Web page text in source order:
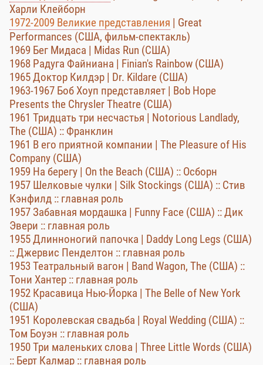
Харли Клейборн
1972-2009 Великие представления | Great
Performances (США, фильм-спектакль)
1969 Бег Мидаса | Midas Run (США)
1968 Радуга Файниана | Finian's Rainbow (США)
1965 Доктор Килдэр | Dr. Kildare (США)
1963-1967 Боб Хоуп представляет | Bob Hope
Presents the Chrysler Theatre (США)
1961 Тридцать три несчастья | Notorious Landlady,
The (США) :: Франклин
1961 В его приятной компании | The Pleasure of His
Company (США)
1959 На берегу | On the Beach (США) :: Осборн
1957 Шелковые чулки | Silk Stockings (США) :: Стив
Кэнфилд :: главная роль
1957 Забавная мордашка | Funny Face (США) :: Дик
Эвери :: главная роль
1955 Длинноногий папочка | Daddy Long Legs (США)
:: Джервис Пенделтон :: главная роль
1953 Театральный вагон | Band Wagon, The (США) ::
Тони Хантер :: главная роль
1952 Красавица Нью-Йорка | The Belle of New York
(США)
1951 Королевская свадьба | Royal Wedding (США) ::
Том Боуэн :: главная роль
1950 Три маленьких слова | Three Little Words (США)
:: Берт Калмар :: главная роль